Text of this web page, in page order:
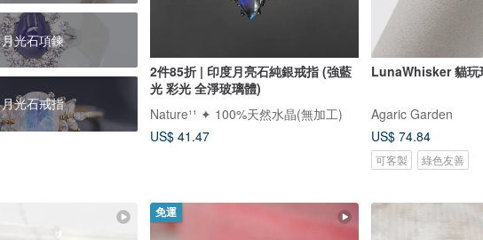
月光石項鍊
月光石戒指
2件85折 | 印度月亮石純銀戒指 (強藍
光 彩光 全淨玻璃體)
Nature¹¹ ✦ 100%天然水晶(無加工)
US$ 41.47
LunaWhisker 貓玩
Agaric Garden
US$ 74.84
可客製 綠色友善
免運